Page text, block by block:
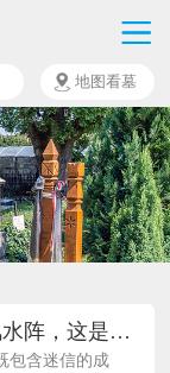
地图看墓
阵，这是迷
包含迷信的成